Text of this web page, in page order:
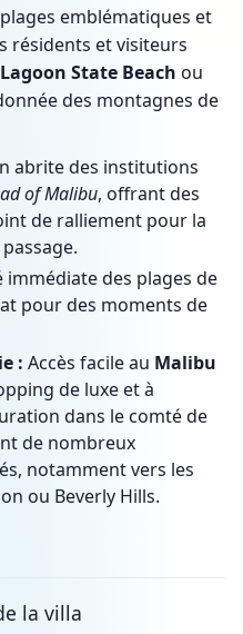
emblématiques et
résidents et visiteurs
State Beach ou
des montagnes de
abrite des institutions
of Malibu, offrant des
de ralliement pour la
immédiate des plages de
pour des moments de
: Accès facile au Malibu
de luxe et à
dans le comté de
de nombreux
notamment vers les
ou Beverly Hills.
la villa